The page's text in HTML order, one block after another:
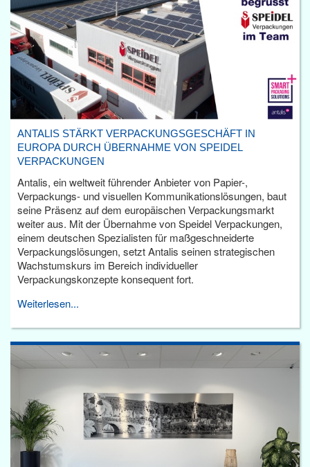
ANTALIS STÄRKT VERPACKUNGSGESCHÄFT IN
EUROPA DURCH ÜBERNAHME VON SPEIDEL
VERPACKUNGEN
Antalis, ein weltweit führender Anbieter von Papier-,
Verpackungs- und visuellen Kommunikationslösungen, baut
seine Präsenz auf dem europäischen Verpackungsmarkt
weiter aus. Mit der Übernahme von Speidel Verpackungen,
einem deutschen Spezialisten für maßgeschneiderte
Verpackungslösungen, setzt Antalis seinen strategischen
Wachstumskurs im Bereich individueller
Verpackungskonzepte konsequent fort.
Weiterlesen...